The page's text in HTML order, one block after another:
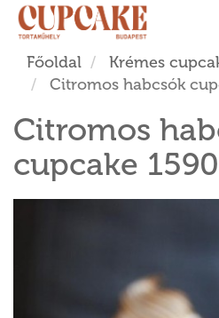
Főoldal
Krémes
Citromos habcsók
Citromos
cupcake